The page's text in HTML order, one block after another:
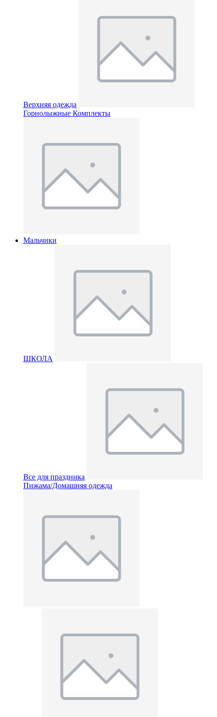
Верхняя одежда
Горнолыжные Комплекты
Мальчики
ШКОЛА
Все для праздника
Пижама/Домашняя одежда